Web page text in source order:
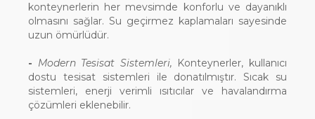
konteynerlerin her mevsimde konforlu ve dayanıklı
olmasını sağlar. Su geçirmez kaplamaları sayesinde
uzun ömürlüdür.
- Modern Tesisat Sistemleri, Konteynerler, kullanıcı
dostu tesisat sistemleri ile donatılmıştır. Sıcak su
sistemleri, enerji verimli ısıtıcılar ve havalandırma
çözümleri eklenebilir.